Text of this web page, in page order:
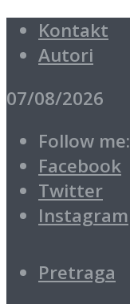
Kontakt
Autori
07/08/2026
Follow me:
Facebook
Twitter
Instagram
Pretraga